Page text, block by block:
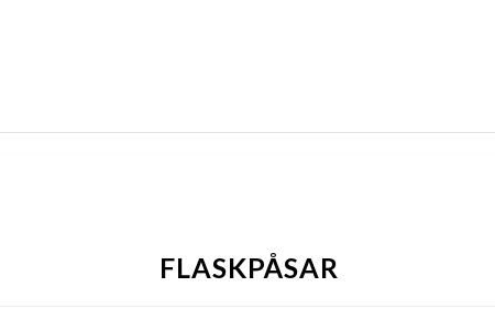
FLASKPÅSAR